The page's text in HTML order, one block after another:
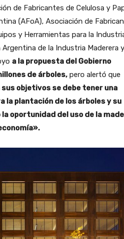
de Fabricantes de Celulosa y
(AFoA), Asociación de
y Herramientas para la
Argentina de la Industria Maderera y
a la propuesta del Gobierno
de árboles,pero alertó que
objetivos se debe tener una
plantación de los árboles y su
oportunidad del uso de la